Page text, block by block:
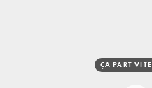
ÇA PART VITE